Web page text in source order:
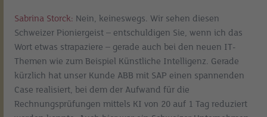
Sabrina Storck: Nein, keineswegs. Wir sehen diesen
Schweizer Pioniergeist – entschuldigen Sie, wenn ich das
Wort etwas strapaziere – gerade auch bei den neuen IT-
Themen wie zum Beispiel Künstliche Intelligenz. Gerade
kürzlich hat unser Kunde ABB mit SAP einen spannenden
Case realisiert, bei dem der Aufwand für die
Rechnungsprüfungen mittels KI von 20 auf 1 Tag reduziert